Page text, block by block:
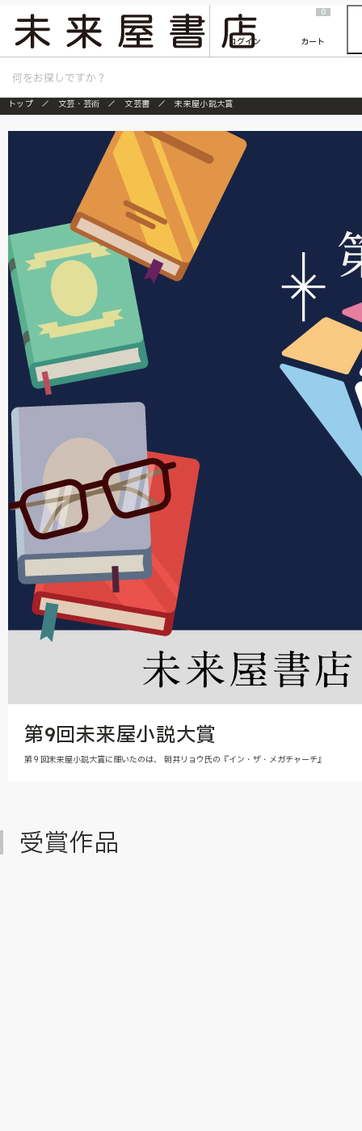
『ONE PIECE magazine 021 ONE PIECEカード付き同梱版』発売延期のご案内
ログイン
0
カート
トップ 文芸・芸術 文芸書 未来屋小説大賞
第9回未来屋小説大賞
第９回未来屋小説大賞に輝いたのは、 朝井リョウ氏の『イン・ザ・メガチャーチ』
受賞作品